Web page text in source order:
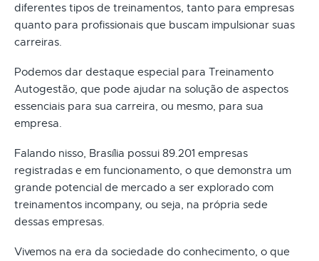
diferentes tipos de treinamentos, tanto para empresas
quanto para profissionais que buscam impulsionar suas
carreiras.
Podemos dar destaque especial para Treinamento
Autogestão, que pode ajudar na solução de aspectos
essenciais para sua carreira, ou mesmo, para sua
empresa.
Falando nisso, Brasília possui 89.201 empresas
registradas e em funcionamento, o que demonstra um
grande potencial de mercado a ser explorado com
treinamentos incompany, ou seja, na própria sede
dessas empresas.
Vivemos na era da sociedade do conhecimento, o que